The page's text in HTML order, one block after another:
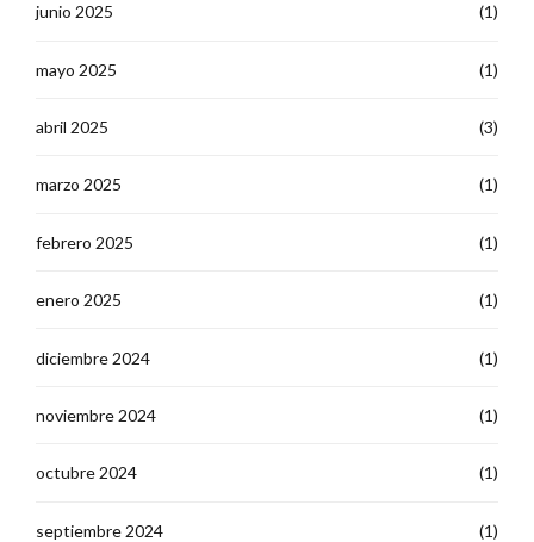
junio 2025 (1)
mayo 2025 (1)
abril 2025 (3)
marzo 2025 (1)
febrero 2025 (1)
enero 2025 (1)
diciembre 2024 (1)
noviembre 2024 (1)
octubre 2024 (1)
septiembre 2024 (1)